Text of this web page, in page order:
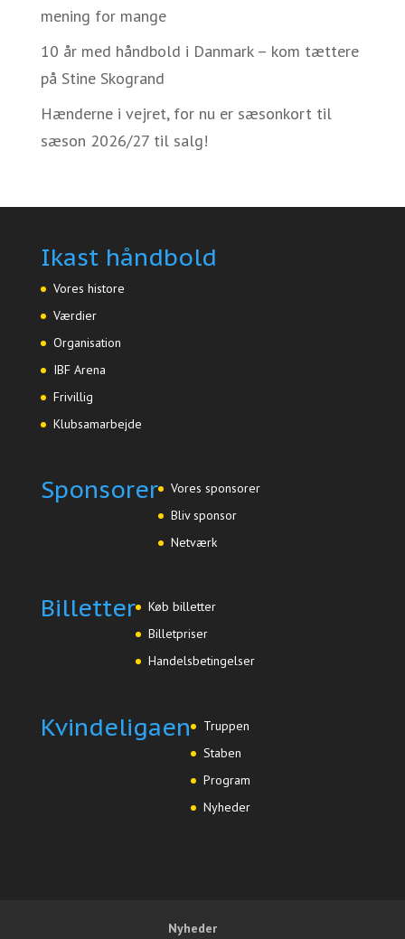
mening for mange
10 år med håndbold i Danmark – kom tættere
på Stine Skogrand
Hænderne i vejret, for nu er sæsonkort til
sæson 2026/27 til salg!
Ikast håndbold
Vores histore
Værdier
Organisation
IBF Arena
Frivillig
Klubsamarbejde
Sponsorer
Vores sponsorer
Bliv sponsor
Netværk
Billetter
Køb billetter
Billetpriser
Handelsbetingelser
Kvindeligaen
Truppen
Staben
Program
Nyheder
Nyheder